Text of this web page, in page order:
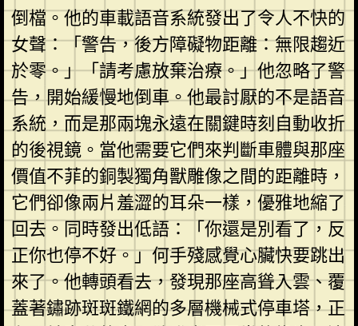
倒檔。他的車載語音系統發出了令人不快的
女聲：「警告，後方障礙物距離：無限趨近
於零。」「請考慮放棄治療。」他忽略了警
告，開始緩慢地倒車。他最討厭的不是語音
系統，而是那兩塊永遠在關鍵時刻自動收折
的後視鏡。當他需要它們來判斷車體與那座
價值不菲的銅製獨角獸雕像之間的距離時，
它們卻像兩片羞澀的耳朵一樣，優雅地縮了
回去。同時發出低語：「你還是別看了，反
正你也停不好。」何手殘感覺心臟快要跳出
來了。他轉頭看去，發現那座高聳入雲、覆
蓋著鏽跡斑斑鐵網的多層機械式停車塔，正